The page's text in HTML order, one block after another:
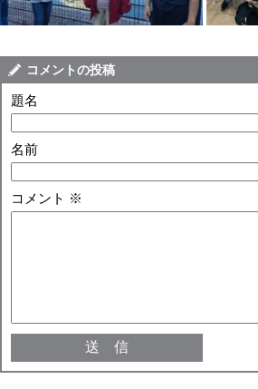
コメントの投稿
題名
名前
コメント ※